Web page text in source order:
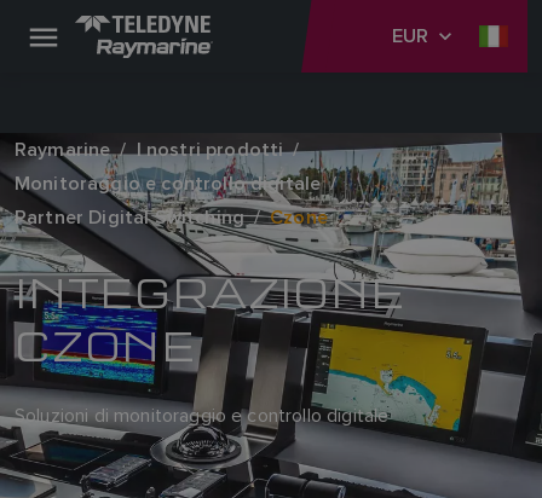
EUR
Raymarine
I nostri prodotti
Monitoraggio e controllo digitale
Partner Digital Switching
Czone
INTEGRAZIONE
CZONE
Soluzioni di monitoraggio e controllo digitale